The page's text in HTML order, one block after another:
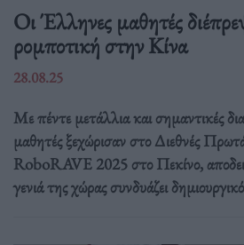
Οι Έλληνες μαθητές
ρομποτική στην Κίνα
28.08.25
Με πέντε μετάλλια και σημαντικές
μαθητές ξεχώρισαν στο Διεθνές
RoboRAVE 2025 στο Πεκίνο,
γενιά της χώρας συνδυάζει